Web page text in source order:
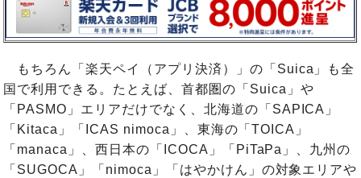
もちろん「楽天ペイ（アプリ決済）」の「Suica」も全
国で利用できる。たとえば、首都圏の「Suica」や
「PASMO」エリアだけでなく、北海道の「SAPICA」
「Kitaca」「ICAS nimoca」、東海の「TOICA」
「manaca」、西日本の「ICOCA」「PiTaPa」、九州の
「SUGOCA」「nimoca」「はやかけん」の対象エリアや